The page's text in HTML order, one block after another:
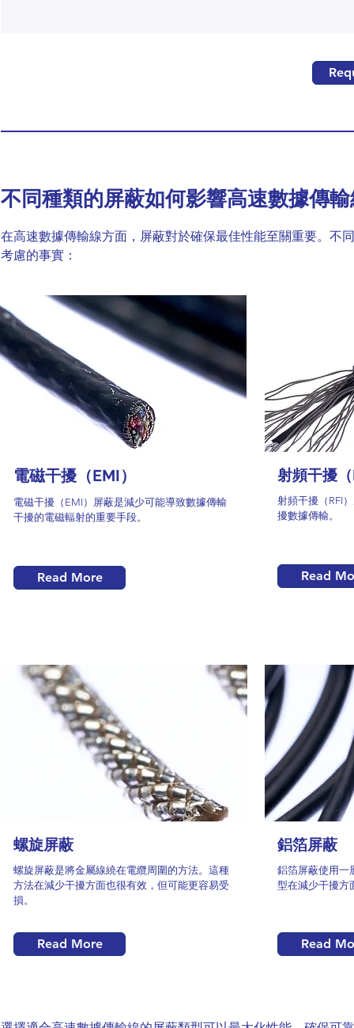
不同種類的屏蔽如何影響高速數據傳
在高速數據傳輸線方面，屏蔽對於確保最佳性能至關重要。不
考慮的事實：
電磁干擾（EMI）
電磁干擾（EMI）屏蔽是減少可能導致數據傳輸
干擾的電磁輻射的重要手段。
Read More
射頻干擾
射頻干擾（RFI
擾數據傳輸。
Read
螺旋屏蔽
螺旋屏蔽是將金屬線繞在電纜周圍的方法。這種
方法在減少干擾方面也很有效，但可能更容易受
損。
Read More
鋁箔屏蔽
鋁箔屏蔽使用一
型在減少干擾方
Read